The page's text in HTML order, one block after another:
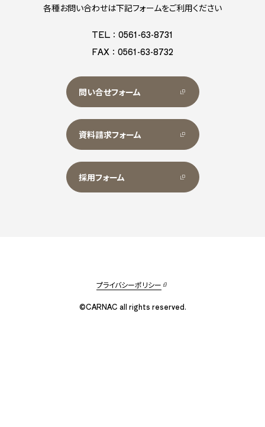
各種お問い合わせは下記フォームをご利用ください
TEL：0561-63-8731
FAX：0561-63-8732
問い合せフォーム
資料請求フォーム
採用フォーム
プライバシーポリシー
©CARNAC all rights reserved.